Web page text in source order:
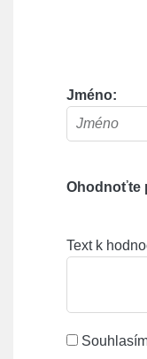
Jméno:
Ohodnoťte
Text k